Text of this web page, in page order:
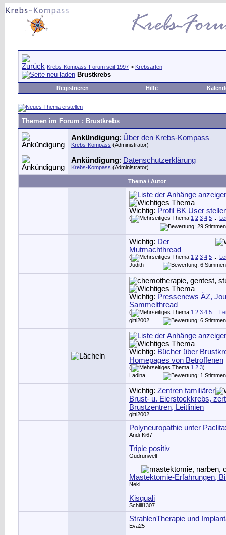
Krebs-Kompass-Forum seit 1997 > Krebsarten
Brustkrebs
Registrieren Hilfe
Themen im Forum : Brustkrebs
Ankündigung: Über den Krebs-Kompass
Krebs-Kompass (Administrator)
Ankündigung: Datenschutzerklärung
Krebs-Kompass (Administrator)
Thema / Autor
Wichtig: Profil BK User
( 1 2 3 4 5
Wichtig: Der
Mutmachthread
( 1 2 3 4 5
Judith
Wichtig: Pressenews ÄZ,
Sammelthread
( 1 2 3 4 5
gitti2002
Wichtig: Bücher über
Homepages von Betroffenen
( 1 2 3)
Ladina
Wichtig: Zentren familiärer
Brust- u. Eierstockkrebs,
Brustzentren, Leitlinien
gitti2002
Polyneuropathie unter
Andi-Ki67
Triple positiv
Gudrunwelt
Mastektomie-Erfahrungen,
Neki
Kisquali
Schilli1307
StrahlenTherapie und
Eva25